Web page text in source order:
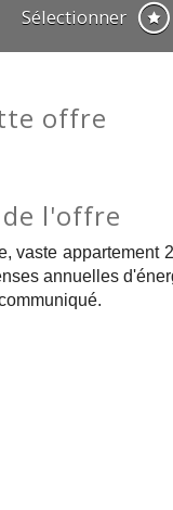
Sélectionner
offre
l'offre
vaste appartement
annuelles